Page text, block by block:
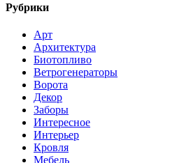
Рубрики
Арт
Архитектура
Биотопливо
Ветрогенераторы
Ворота
Декор
Заборы
Интересное
Интерьер
Кровля
Мебель